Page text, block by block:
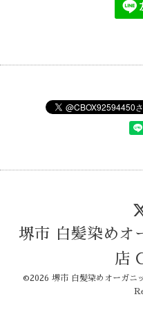
堺市 白髪染めオ
店
©2026 堺市 白髪染めオーガニ